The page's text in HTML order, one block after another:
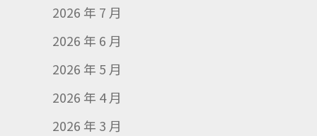
2026 年 7 月
2026 年 6 月
2026 年 5 月
2026 年 4 月
2026 年 3 月